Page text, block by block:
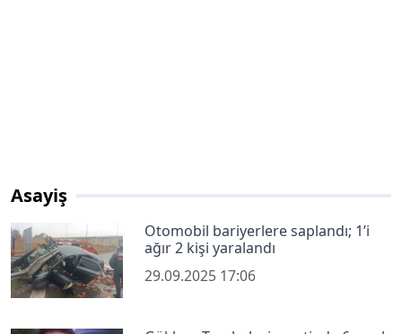
Asayiş
Otomobil bariyerlere saplandı; 1’i
ağır 2 kişi yaralandı
29.09.2025 17:06